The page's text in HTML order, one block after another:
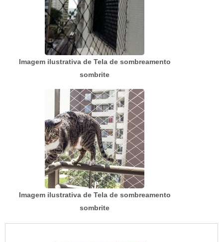
Imagem ilustrativa de Tela de sombreamento
sombrite
Imagem ilustrativa de Tela de sombreamento
sombrite